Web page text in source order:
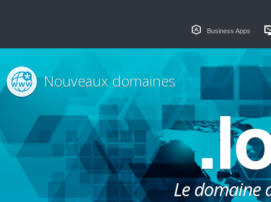
Business Apps
Le domaine
Nouveaux domaines